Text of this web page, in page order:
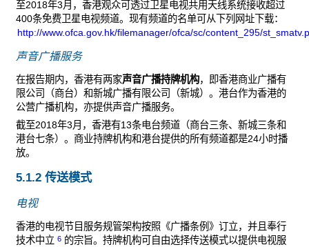
至2018年3月，香港观众可透过卫星电视共用天线系统接收超过
400条免费卫星电视频道。现有频道的名单可从下列网址下载：
http://www.ofca.gov.hk/filemanager/ofca/sc/content_295/
声音广播服务
在报告期内，香港有两家声音广播持牌机构，即香港商业广播有
限公司（商台）和新城广播有限公司（新城）。港台作为香港的
公营广播机构，亦提供声音广播服务。
截至2018年3月，香港有13条电台频道（商台三条、新城三条和
港台七条）。商业持牌机构和港台提供的所有频道都是24小时播
放。
5.1.2 传送模式
电视
香港的电视节目服务规管架构按照《广播条例》订立，并且奉行
技术中立 6 的宗旨。持牌机构可自由选择传送模式以提供电视服